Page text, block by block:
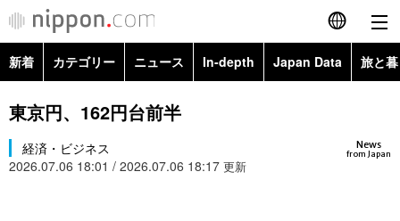
English
カテゴリー
新着 カテゴリー ニュース In-depth Japan Data 旅と
政治・外交
経済・ビジネス Images
東京円、162円台前半
News
from Japan
経済・ビジネス
2026.07.06 18:01 / 2026.07.06 18:17 更新